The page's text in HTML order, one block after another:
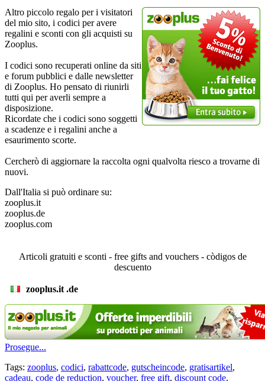
Altro piccolo regalo per i visitatori
del mio sito, i codici per avere
regalini e sconti con gli acquisti su
Zooplus.
I codici sono recuperati online da siti
e forum pubblici e dalle newsletter
di Zooplus. Ho pensato di riunirli
tutti qui per averli sempre a
disposizione.
Ricordate che i codici sono soggetti
a scadenze e i regalini anche a
esaurimento scorte.
Cercherò di aggiornare la raccolta ogni qualvolta riesco a trovarne di
nuovi.
Dall'Italia si può ordinare su:
zooplus.it
zooplus.de
zooplus.com
Articoli gratuiti e sconti - free gifts and vouchers - còdigos de
descuento
zooplus.it .de
Prosegue...
Tags: zooplus, codici, rabattcode, gutscheincode, gratisartikel,
cadeau, code de reduction, voucher, free gift, discount code,